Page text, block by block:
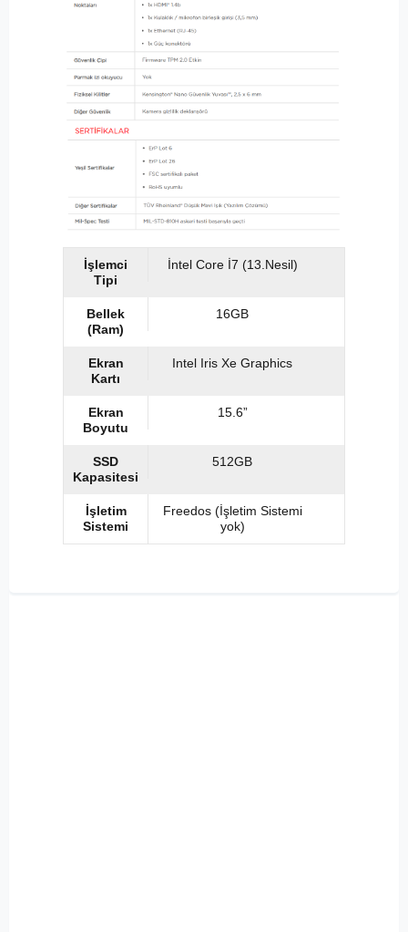
İşlemci
Tipi
İntel Core İ7 (13.Nesil)
Bellek
(Ram)
16GB
Ekran
Kartı
Intel Iris Xe Graphics
Ekran
Boyutu
15.6”
SSD
Kapasitesi
512GB
İşletim
Sistemi
Freedos (İşletim Sistemi
yok)